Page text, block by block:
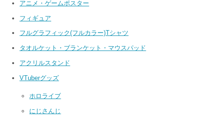
アニメ・ゲームポスター
フィギュア
フルグラフィック(フルカラー)Tシャツ
タオルケット・ブランケット・マウスパッド
アクリルスタンド
VTuberグッズ
ホロライブ
にじさんじ